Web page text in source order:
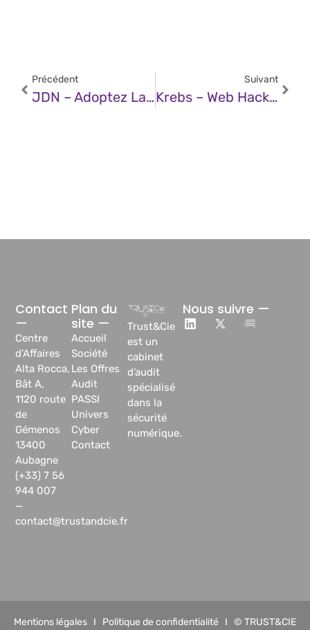
Précédent
JDN – Adoptez La Signature Électronique Française Et Sécurisée Oodrive Sign
Suivant
Krebs – Web Hacking Service ‘Araneida’ Tied To Turkish IT Firm
Trust&Cie
est un
cabinet
d’audit
spécialisé
dans la
sécurité
numérique.
Plan du
site —
Accueil
Société
Les Offres
Audit
PASSI
Univers
Cyber
Contact
Contact
—
Centre
d’Affaires
Alta Rocca,
Bât A,
1120 route
de
Gémenos
13400
Aubagne
(+33) 7 56
944 007
—
contact@trustandcie.fr
Nous suivre —
Mentions légales I Politique de confidentialité I © TRUST&CIE